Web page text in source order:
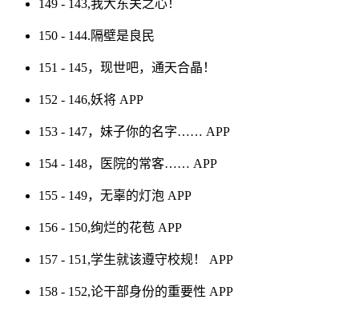
149 - 143,我大东关之心！
150 - 144.隔壁是良民
151 - 145，现世吧，通天合晶！
152 - 146,妖将 APP
153 - 147，妹子你的名字…… APP
154 - 148，医院的常客…… APP
155 - 149，无辜的灯泡 APP
156 - 150,绚烂的花苞 APP
157 - 151,学生就该遵守校规！ APP
158 - 152,论干部身份的重要性 APP